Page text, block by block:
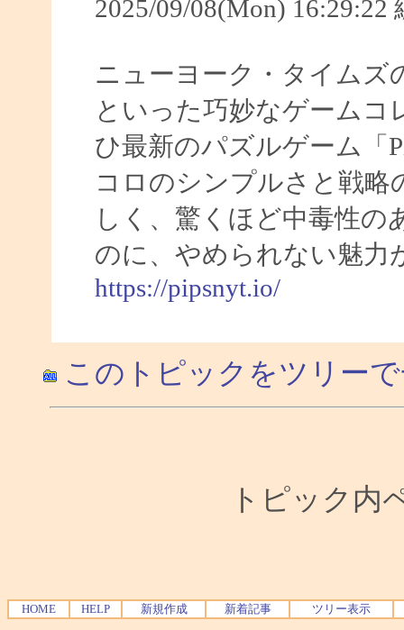
2025/09/08(Mon) 16:29:22
ニューヨーク・タイムズ
といった巧妙なゲーム
ひ最新のパズルゲーム「
コロのシンプルさと戦略
しく、驚くほど中毒性
のに、やめられない魅力
https://pipsnyt.io/
このトピックをツリー
トピック内
HOME HELP 新規作成 新着記事 ツリー表示